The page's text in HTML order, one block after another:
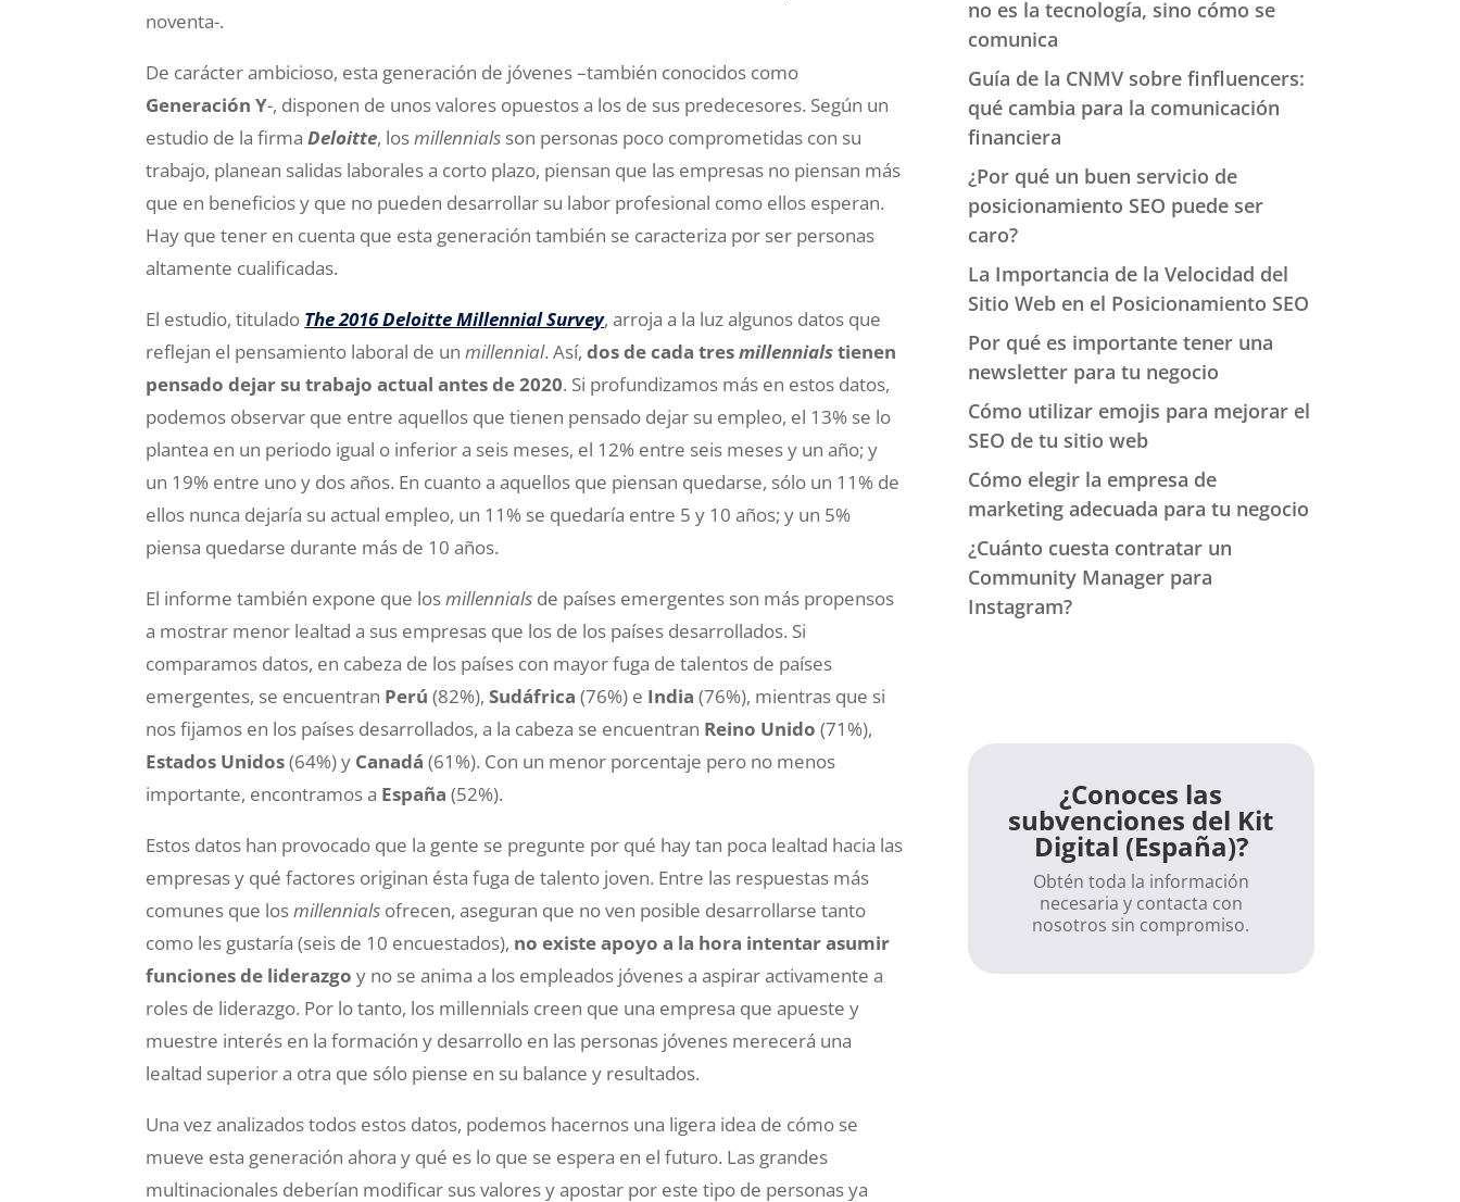
noventa-.
De carácter ambicioso, esta generación de jóvenes –también conocidos como
Generación Y-, disponen de unos valores opuestos a los de sus predecesores. Según un
estudio de la firmaDeloitte, losmillennials son personas poco comprometidas con su
trabajo, planean salidas laborales a corto plazo, piensan que las empresas no piensan más
que en beneficios y que no pueden desarrollar su labor profesional como ellos esperan.
Hay que tener en cuenta que esta generación también se caracteriza por ser personas
altamente cualificadas.
El estudio, titulado The 2016 Deloitte Millennial Survey, arroja a la luz algunos datos que
reflejan el pensamiento laboral de unmillennial. Así,dos de cada tresmillennialstienen
pensado dejar su trabajo actual antes de 2020. Si profundizamos más en estos datos,
podemos observar que entre aquellos que tienen pensado dejar su empleo, el 13% se lo
plantea en un periodo igual o inferior a seis meses, el 12% entre seis meses y un año; y
un 19% entre uno y dos años. En cuanto a aquellos que piensan quedarse, sólo un 11% de
ellos nunca dejaría su actual empleo, un 11% se quedaría entre 5 y 10 años; y un 5%
piensa quedarse durante más de 10 años.
El informe también expone que losmillennials de países emergentes son más propensos
a mostrar menor lealtad a sus empresas que los de los países desarrollados. Si
comparamos datos, en cabeza de los países con mayor fuga de talentos de países
emergentes, se encuentran Perú (82%),Sudáfrica (76%) e India (76%), mientras que si
nos fijamos en los países desarrollados, a la cabeza se encuentran Reino Unido (71%),
Estados Unidos(64%) y Canadá (61%). Con un menor porcentaje pero no menos
importante, encontramos a España (52%).
Estos datos han provocado que la gente se pregunte por qué hay tan poca lealtad hacia las
empresas y qué factores originan ésta fuga de talento joven. Entre las respuestas más
comunes que losmillennials ofrecen, aseguran que no ven posible desarrollarse tanto
como les gustaría (seis de 10 encuestados), no existe apoyo a la hora intentar asumir
funciones de liderazgo y no se anima a los empleados jóvenes a aspirar activamente a
roles de liderazgo. Por lo tanto, los millennials creen que una empresa que apueste y
muestre interés en la formación y desarrollo en las personas jóvenes merecerá una
lealtad superior a otra que sólo piense en su balance y resultados.
Una vez analizados todos estos datos, podemos hacernos una ligera idea de cómo se
mueve esta generación ahora y qué es lo que se espera en el futuro. Las grandes
multinacionales deberían modificar sus valores y apostar por este tipo de personas ya
no es la tecnología, sino cómo se
comunica
Guía de la CNMV sobre finfluencers:
qué cambia para la comunicación
financiera
¿Por qué un buen servicio de
posicionamiento SEO puede ser
caro?
La Importancia de la Velocidad del
Sitio Web en el Posicionamiento SEO
Por qué es importante tener una
newsletter para tu negocio
Cómo utilizar emojis para mejorar el
SEO de tu sitio web
Cómo elegir la empresa de
marketing adecuada para tu negocio
¿Cuánto cuesta contratar un
Community Manager para
Instagram?
¿Conoces las
subvenciones del Kit
Digital (España)?
Obtén toda la información
necesaria y contacta con
nosotros sin compromiso.